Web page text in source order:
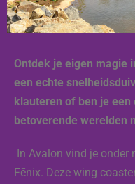
Ontdek je eigen magie
een echte
klauteren of ben je een
betoverende werelden
In Avalon vind je onder
Fēnix. Deze wing